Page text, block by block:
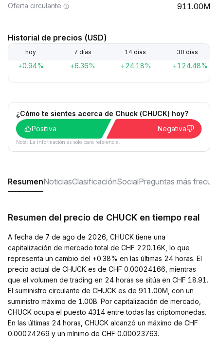
Oferta circulante 911.00M
Historial de precios (USD)
hoy 7 días 14 días 30 días
+0.94% +6.36% +24.18% +124.48%
¿Cómo te sientes acerca de Chuck (CHUCK) hoy?
Positiva
Negativa
Nota: La información es solo para referencia.
ResumenNoticiasClasificaciónSocialPreguntas más
Resumen del precio de CHUCK en tiempo real
A fecha de 7 de ago de 2026, CHUCK tiene una
capitalización de mercado total de CHF 220.16K, lo que
representa un cambio del +0.38% en las últimas 24 horas. El
precio actual de CHUCK es de CHF 0.00024166, mientras
que el volumen de trading en 24 horas se sitúa en CHF 18.91.
El suministro circulante de CHUCK es de 911.00M, con un
suministro máximo de 1.00B. Por capitalización de mercado,
CHUCK ocupa el puesto 4314 entre todas las criptomonedas.
En las últimas 24 horas, CHUCK alcanzó un máximo de CHF
0.00024269 y un mínimo de CHF 0.00023763.